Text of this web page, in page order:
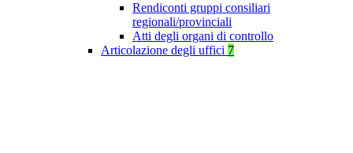
Rendiconti gruppi consiliari
regionali/provinciali
Atti degli organi di controllo
Articolazione degli uffici 7